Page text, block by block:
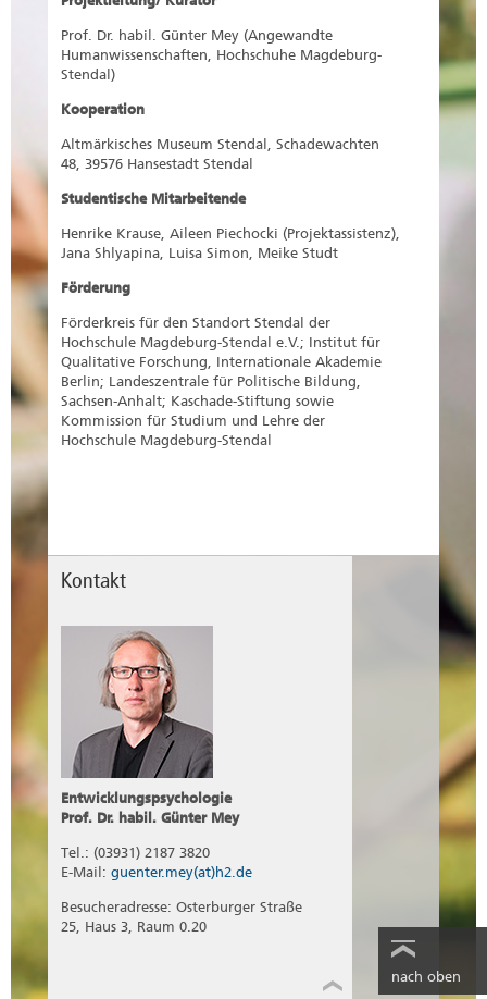
Prof. Dr. habil. Günter Mey (Angewandte
Humanwissenschaften, Hochschuhe Magdeburg-
Stendal)
Kooperation
Altmärkisches Museum Stendal, Schadewachten
48, 39576 Hansestadt Stendal
Studentische Mitarbeitende
Henrike Krause, Aileen Piechocki (Projektassistenz),
Jana Shlyapina, Luisa Simon, Meike Studt
Förderung
Förderkreis für den Standort Stendal der
Hochschule Magdeburg-Stendal e.V.; Institut für
Qualitative Forschung, Internationale Akademie
Berlin; Landeszentrale für Politische Bildung,
Sachsen-Anhalt; Kaschade-Stiftung sowie
Kommission für Studium und Lehre der
Hochschule Magdeburg-Stendal
Kontakt
Entwicklungspsychologie
Prof. Dr. habil. Günter Mey
Tel.: (03931) 2187 3820
E-Mail: guenter.mey(at)h2.de
Besucheradresse: Osterburger Straße
25, Haus 3, Raum 0.20
nach oben